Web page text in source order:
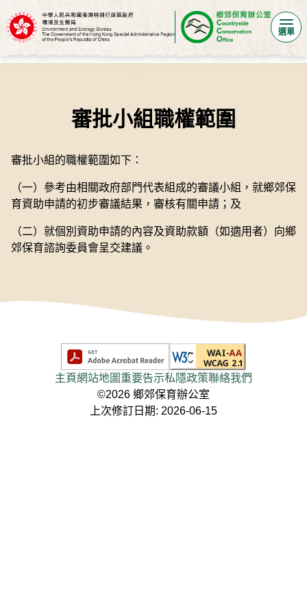
選單
審批小組職權範圍
審批小組的職權範圍如下：
（一）參考由相關政府部門代表組成的審議小組，就鄉郊保
育資助申請的初步審議結果，審核有關申請；及
（二）就個別資助申請的內容及資助款額（如適用者）向鄉
郊保育諮詢委員會呈交建議。
主頁網站地圖 重要告示私隱政策聯絡我們
©2026 鄉郊保育辦公室
上次修訂日期: 2026-06-15